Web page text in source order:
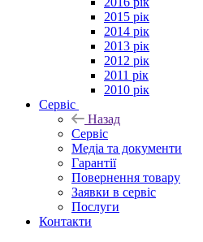
2015 рік
2014 рік
2013 рік
2012 рік
2011 рік
2010 рік
Сервіс
Назад
Сервіс
Медіа та документи
Гарантії
Повернення товару
Заявки в сервіс
Послуги
Контакти